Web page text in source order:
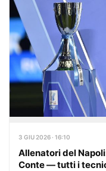
3 GIU 2026 · 16:10
Allenatori del
Conte — tutti i